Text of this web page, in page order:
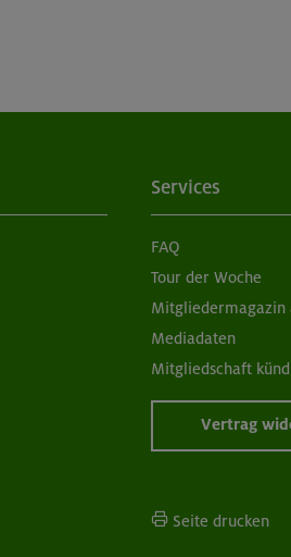
Services
FAQ
Tour der Woche
Mitgliedermagazin
Mediadaten
Mitgliedschaft
Vertrag
Seite drucken